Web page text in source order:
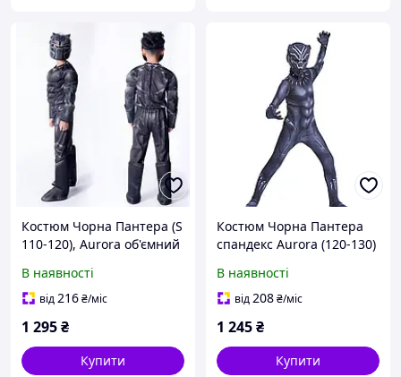
Костюм Чорна Пантера (S
110-120), Aurora об'ємний
В наявності
від216₴/міс
1 295₴
Купити
Костюм Чорна Пантера
спандекс Aurora (120-130)
В наявності
від208₴/міс
1 245₴
Купити